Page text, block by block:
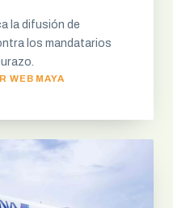
la difusión de
los mandatarios
WEB MAYA